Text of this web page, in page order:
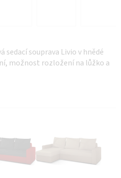
souprava Livio v hnědé
možnost rozložení na lůžko a